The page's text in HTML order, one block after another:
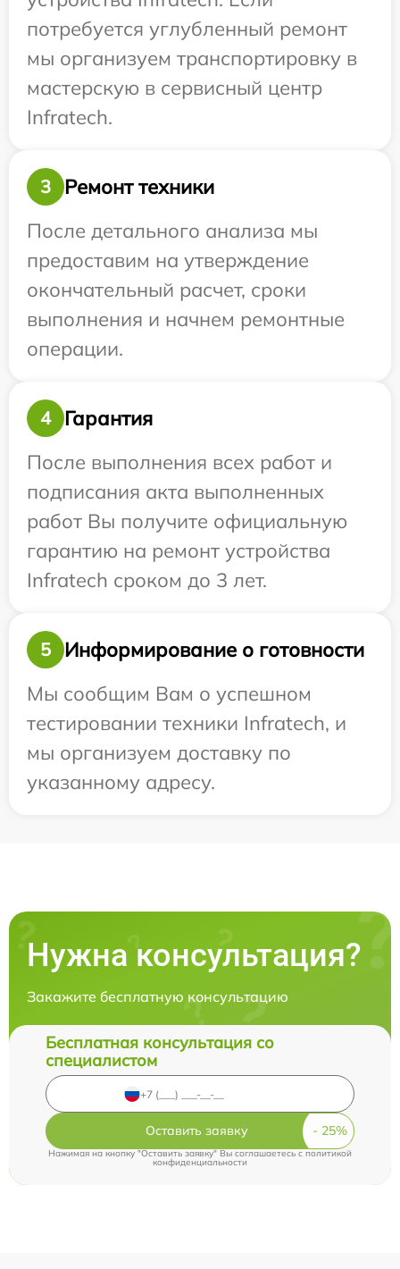
потребуется углубленный ремонт
мы организуем транспортировку в
мастерскую в сервисный центр
Infratech.
3
Ремонт техники
После детального анализа мы
предоставим на утверждение
окончательный расчет, сроки
выполнения и начнем ремонтные
операции.
4
Гарантия
После выполнения всех работ и
подписания акта выполненных
работ Вы получите официальную
гарантию на ремонт устройства
Infratech сроком до 3 лет.
5
Информирование о готовности
Мы сообщим Вам о успешном
тестировании техники Infratech, и
мы организуем доставку по
указанному адресу.
Нужна консультация?
Закажите бесплатную консультацию
Бесплатная консультация со
специалистом
Оставить заявку
Нажимая на кнопку "Оставить заявку" Вы соглашаетесь c политикой
конфиденциальности